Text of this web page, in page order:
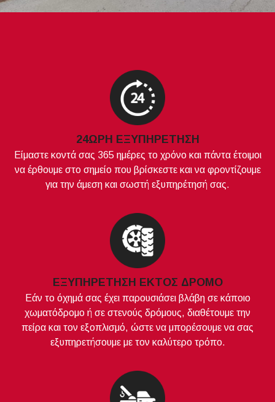
24ΩΡΗ ΕΞΥΠΗΡΕΤΗΣΗ
Είμαστε κοντά σας 365 ημέρες το χρόνο και πάντα έτοιμοι
να έρθουμε στο σημείο που βρίσκεστε και να φροντίζουμε
για την άμεση και σωστή εξυπηρέτησή σας.
ΕΞΥΠΗΡΕΤΗΣΗ ΕΚΤΟΣ ΔΡΟΜΟ
Εάν το όχημά σας έχει παρουσιάσει βλάβη σε κάποιο
χωματόδρομο ή σε στενούς δρόμους, διαθέτουμε την
πείρα και τον εξοπλισμό, ώστε να μπορέσουμε να σας
εξυπηρετήσουμε με τον καλύτερο τρόπο.